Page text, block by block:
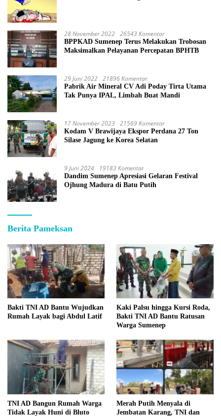
28 November 2022 26543 Komentar
BPPKAD Sumenep Terus Melakukan Trobosan
Maksimalkan Pelayanan Percepatan BPHTB
29 Juni 2022 21896 Komentar
Pabrik Air Mineral CV Adi Poday Tirta Utama
Tak Punya IPAL, Limbah Buat Mandi
17 November 2023 21569 Komentar
Kodam V Brawijaya Ekspor Perdana 27 Ton
Silase Jagung ke Korea Selatan
9 Juni 2024 19183 Komentar
Dandim Sumenep Apresiasi Gelaran Festival
Ojhung Madura di Batu Putih
Berita Pameksan
Bakti TNI AD Bantu Wujudkan
Rumah Layak bagi Abdul Latif
Kaki Palsu hingga Kursi Roda,
Bakti TNI AD Bantu Ratusan
Warga Sumenep
TNI AD Bangun Rumah Warga
Tidak Layak Huni di Bluto
Merah Putih Menyala di
Jembatan Karang, TNI dan